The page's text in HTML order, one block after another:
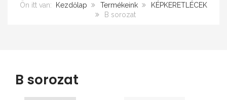
Ön itt van: Kezdőlap Termékeink
KÉPKERETLÉCEK
B sorozat
B sorozat